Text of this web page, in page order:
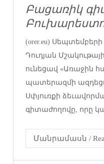
Բացառիկ
(orer.eu)
Դուդյան
ունեցավ «Առաջին
պատերազմի
Սփյուռքի
գիտաժողովը, որը
Մանրամասն /